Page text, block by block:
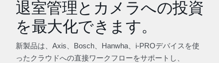
退室管理とカメラへの投資
を最大化できます。
新製品は、Axis、Bosch、Hanwha、i-PROデバイスを使
ったクラウドへの直接ワークフローをサポートし、